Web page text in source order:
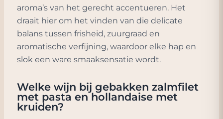
aroma’s van het gerecht accentueren. Het
draait hier om het vinden van die delicate
balans tussen frisheid, zuurgraad en
aromatische verfijning, waardoor elke hap en
slok een ware smaaksensatie wordt.
Welke wijn bij gebakken zalmfilet
met pasta en hollandaise met
kruiden?